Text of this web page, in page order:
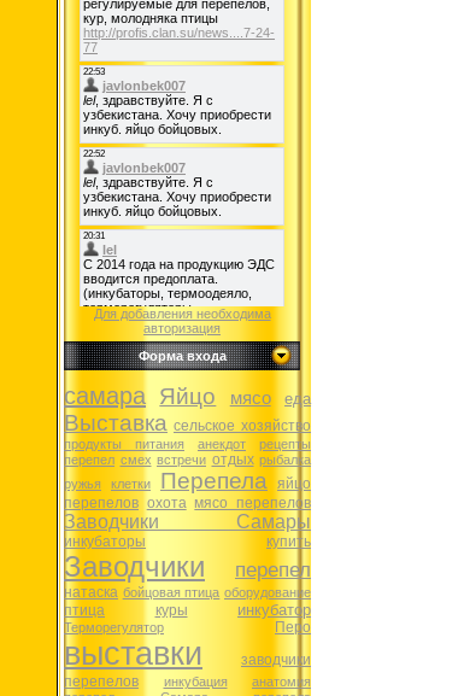
Для добавления необходима
авторизация
Форма входа
самара Яйцо мясо еда
Выставка сельское хозяйство
продукты питания анекдот
рецепты
перепел смех встречи отдых рыбалка
ружья
клетки Перепела
яйцо
перепелов охота мясо перепелов
Заводчики Самары
инкубаторы купить
Заводчики перепел
натаска бойцовая птица оборудование
птица куры инкубатор
Терморегулятор Перо
выставки
заводчики
перепелов
инкубация
анатомия